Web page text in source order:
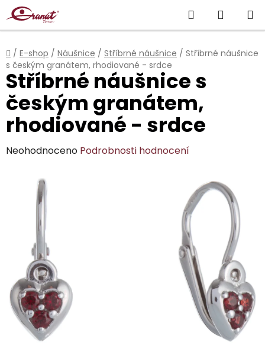
Přejít
na
obsah
Hledat
KOŠÍK
Domů
/ E-shop / Náušnice / Stříbrné náušnice / Stříbrné náušnice
s českým granátem, rhodiované - srdce
Stříbrné náušnice s
českým granátem,
rhodiované - srdce
Průměrné
produktu
hvězdiček.
Neohodnoceno Podrobnosti hodnocení